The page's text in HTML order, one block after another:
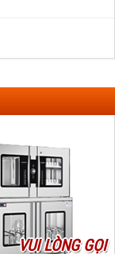
VUI LÒNG GỌI